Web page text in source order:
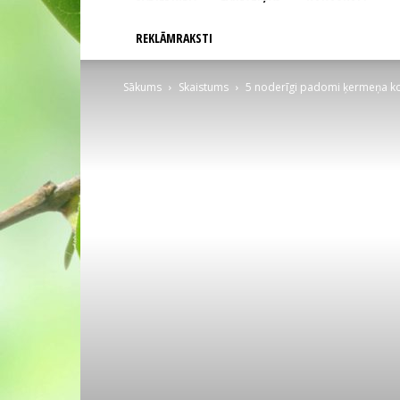
REKLĀMRAKSTI
Sākums Skaistums 5 noderīgi padomi ķermeņa